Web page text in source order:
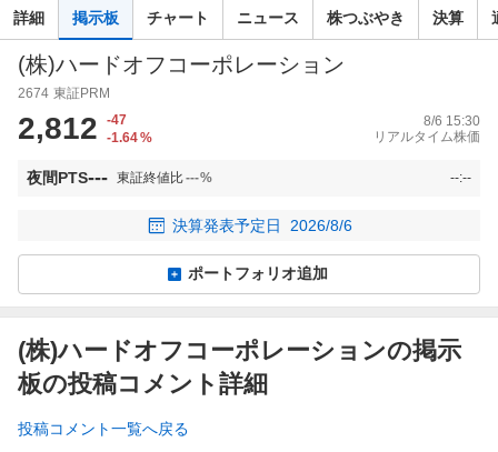
索
詳細 掲示板 チャート ニュース 株つぶやき 決算
(株)ハードオフコーポレーション
2674 東証PRM
2,812
-47
-1.64%
8/6 15:30
リアルタイム株価
夜間PTS--- 東証終値比---% --:--
決算発表予定日 2026/8/6
ポートフォリオ追加
(株)ハードオフコーポレーションの掲示
板の投稿コメント詳細
投稿コメント一覧へ戻る